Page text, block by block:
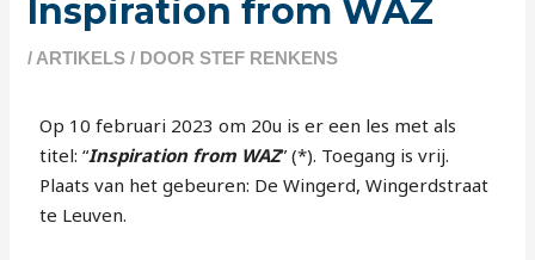
Inspiration from WAZ
/ ARTIKELS / DOORSTEF RENKENS
Op 10 februari 2023 om 20u is er een les met als
titel: “Inspiration from WAZ” (*). Toegang is vrij.
Plaats van het gebeuren: De Wingerd, Wingerdstraat
te Leuven.